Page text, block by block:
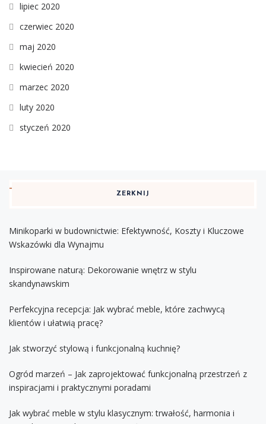
lipiec 2020
czerwiec 2020
maj 2020
kwiecień 2020
marzec 2020
luty 2020
styczeń 2020
ZERKNIJ
Minikoparki w budownictwie: Efektywność, Koszty i Kluczowe
Wskazówki dla Wynajmu
Inspirowane naturą: Dekorowanie wnętrz w stylu
skandynawskim
Perfekcyjna recepcja: Jak wybrać meble, które zachwycą
klientów i ułatwią pracę?
Jak stworzyć stylową i funkcjonalną kuchnię?
Ogród marzeń – Jak zaprojektować funkcjonalną przestrzeń z
inspiracjami i praktycznymi poradami
Jak wybrać meble w stylu klasycznym: trwałość, harmonia i